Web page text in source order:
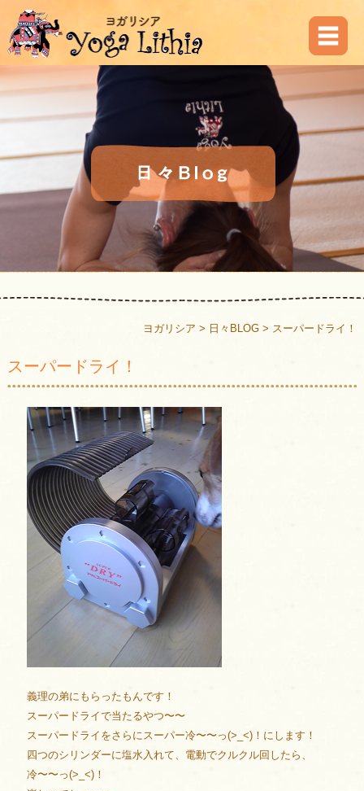
ヨガリシア > 日々BLOG > スーパードライ！
スーパードライ！
義理の弟にもらったもんです！
スーパードライで当たるやつ〜〜
スーパードライをさらにスーパー冷〜〜っ(>_<)！にします！
四つのシリンダーに塩水入れて、電動でクルクル回したら、
冷〜〜っ(>_<)！